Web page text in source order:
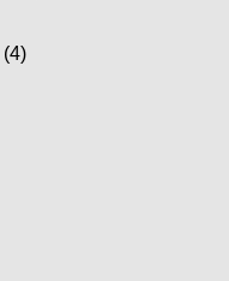
(4)